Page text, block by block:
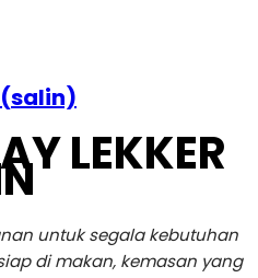
LEKKER
untuk segala kebutuhan
di makan, kemasan yang